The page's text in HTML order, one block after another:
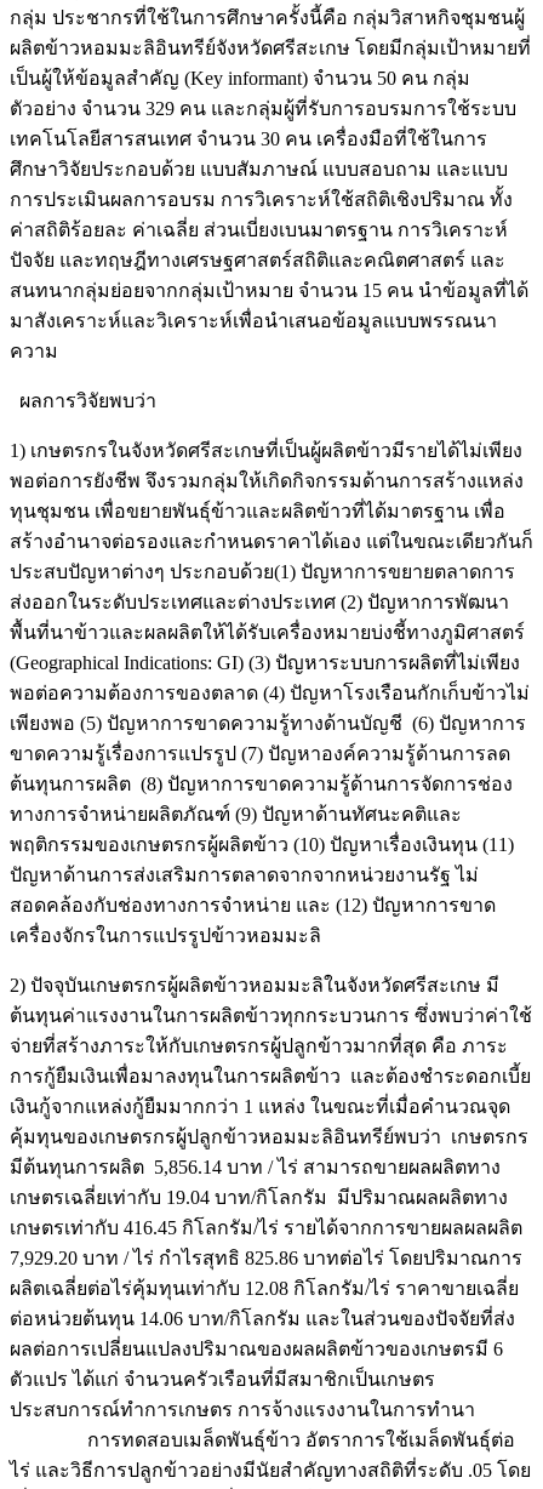
กลุ่ม ประชากรที่ใช้ในการศึกษาครั้งนี้คือ กลุ่มวิสาหกิจชุมชนผู้
ผลิตข้าวหอมมะลิอินทรีย์จังหวัดศรีสะเกษ โดยมีกลุ่มเป้าหมายที่
เป็นผู้ให้ข้อมูลสำคัญ (Key informant) จำนวน 50 คน กลุ่ม
ตัวอย่าง จำนวน 329 คน และกลุ่มผู้ที่รับการอบรมการใช้ระบบ
เทคโนโลยีสารสนเทศ จำนวน 30 คน เครื่องมือที่ใช้ในการ
ศึกษาวิจัยประกอบด้วย แบบสัมภาษณ์ แบบสอบถาม และแบบ
การประเมินผลการอบรม การวิเคราะห์ใช้สถิติเชิงปริมาณ ทั้ง
ค่าสถิติร้อยละ ค่าเฉลี่ย ส่วนเบี่ยงเบนมาตรฐาน การวิเคราะห์
ปัจจัย และทฤษฎีทางเศรษฐศาสตร์สถิติและคณิตศาสตร์ และ
สนทนากลุ่มย่อยจากกลุ่มเป้าหมาย จำนวน 15 คน นำข้อมูลที่ได้
มาสังเคราะห์และวิเคราะห์เพื่อนำเสนอข้อมูลแบบพรรณนา
ความ
ผลการวิจัยพบว่า
1) เกษตรกรในจังหวัดศรีสะเกษที่เป็นผู้ผลิตข้าวมีรายได้ไม่เพียง
พอต่อการยังชีพ จึงรวมกลุ่มให้เกิดกิจกรรมด้านการสร้างแหล่ง
ทุนชุมชน เพื่อขยายพันธุ์ข้าวและผลิตข้าวที่ได้มาตรฐาน เพื่อ
สร้างอำนาจต่อรองและกำหนดราคาได้เอง แต่ในขณะเดียวกันก็
ประสบปัญหาต่างๆ ประกอบด้วย(1) ปัญหาการขยายตลาดการ
ส่งออกในระดับประเทศและต่างประเทศ (2) ปัญหาการพัฒนา
พื้นที่นาข้าวและผลผลิตให้ได้รับเครื่องหมายบ่งชี้ทางภูมิศาสตร์
(Geographical Indications: GI) (3) ปัญหาระบบการผลิตที่ไม่เพียง
พอต่อความต้องการของตลาด (4) ปัญหาโรงเรือนกักเก็บข้าวไม่
เพียงพอ (5) ปัญหาการขาดความรู้ทางด้านบัญชี (6) ปัญหาการ
ขาดความรู้เรื่องการแปรรูป (7) ปัญหาองค์ความรู้ด้านการลด
ต้นทุนการผลิต (8) ปัญหาการขาดความรู้ด้านการจัดการช่อง
ทางการจำหน่ายผลิตภัณฑ์ (9) ปัญหาด้านทัศนะคติและ
พฤติกรรมของเกษตรกรผู้ผลิตข้าว (10) ปัญหาเรื่องเงินทุน (11)
ปัญหาด้านการส่งเสริมการตลาดจากจากหน่วยงานรัฐ ไม่
สอดคล้องกับช่องทางการจำหน่าย และ (12) ปัญหาการขาด
เครื่องจักรในการแปรรูปข้าวหอมมะลิ
2) ปัจจุบันเกษตรกรผู้ผลิตข้าวหอมมะลิในจังหวัดศรีสะเกษ มี
ต้นทุนค่าแรงงานในการผลิตข้าวทุกกระบวนการ ซึ่งพบว่าค่าใช้
จ่ายที่สร้างภาระให้กับเกษตรกรผู้ปลูกข้าวมากที่สุด คือ ภาระ
การกู้ยืมเงินเพื่อมาลงทุนในการผลิตข้าว และต้องชำระดอกเบี้ย
เงินกู้จากแหล่งกู้ยืมมากกว่า 1 แหล่ง ในขณะที่เมื่อคำนวณจุด
คุ้มทุนของเกษตรกรผู้ปลูกข้าวหอมมะลิอินทรีย์พบว่า เกษตรกร
มีต้นทุนการผลิต 5,856.14 บาท / ไร่ สามารถขายผลผลิตทาง
เกษตรเฉลี่ยเท่ากับ 19.04 บาท/กิโลกรัม มีปริมาณผลผลิตทาง
เกษตรเท่ากับ 416.45 กิโลกรัม/ไร่ รายได้จากการขายผลผลผลิต
7,929.20 บาท / ไร่ กำไรสุทธิ 825.86 บาทต่อไร่ โดยปริมาณการ
ผลิตเฉลี่ยต่อไร่คุ้มทุนเท่ากับ 12.08 กิโลกรัม/ไร่ ราคาขายเฉลี่ย
ต่อหน่วยต้นทุน 14.06 บาท/กิโลกรัม และในส่วนของปัจจัยที่ส่ง
ผลต่อการเปลี่ยนแปลงปริมาณของผลผลิตข้าวของเกษตรมี 6
ตัวแปร ได้แก่ จำนวนครัวเรือนที่มีสมาชิกเป็นเกษตร
ประสบการณ์ทำการเกษตร การจ้างแรงงานในการทำนา
การทดสอบเมล็ดพันธุ์ข้าว อัตราการใช้เมล็ดพันธุ์ต่อ
ไร่ และวิธีการปลูกข้าวอย่างมีนัยสำคัญทางสถิติที่ระดับ .05 โดย